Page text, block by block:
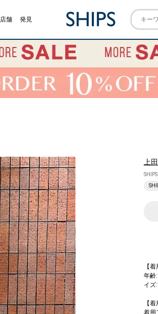
店舗 発見
上田
【
年齢
イズ
【
着用